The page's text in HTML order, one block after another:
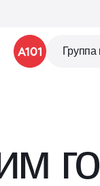
Группа